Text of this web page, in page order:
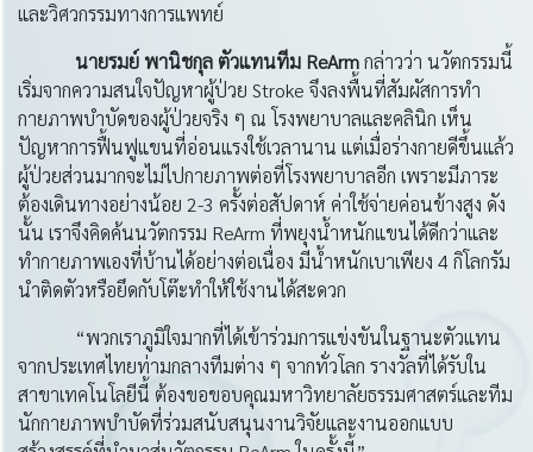
และวิศวกรรมทางการแพทย์
นายรมย์ พานิชกุล ตัวแทนทีม ReArmกล่าวว่า นวัตกรรมนี้
เริ่มจากความสนใจปัญหาผู้ป่วย Stroke จึงลงพื้นที่สัมผัสการทำ
กายภาพบำบัดของผู้ป่วยจริง ๆ ณ โรงพยาบาลและคลินิก เห็น
ปัญหาการฟื้นฟูแขนที่อ่อนแรงใช้เวลานาน แต่เมื่อร่างกายดีขึ้นแล้ว
ผู้ป่วยส่วนมากจะไม่ไปกายภาพต่อที่โรงพยาบาลอีก เพราะมีภาระ
ต้องเดินทางอย่างน้อย 2-3 ครั้งต่อสัปดาห์ ค่าใช้จ่ายค่อนข้างสูง ดัง
นั้น เราจึงคิดค้นนวัตกรรม ReArm ที่พยุงน้ำหนักแขนได้ดีกว่าและ
ทำกายภาพเองที่บ้านได้อย่างต่อเนื่อง มีน้ำหนักเบาเพียง 4 กิโลกรัม
นำติดตัวหรือยึดกับโต๊ะทำให้ใช้งานได้สะดวก
“พวกเราภูมิใจมากที่ได้เข้าร่วมการแข่งขันในฐานะตัวแทน
จากประเทศไทยท่ามกลางทีมต่าง ๆ จากทั่วโลก รางวัลที่ได้รับใน
สาขาเทคโนโลยีนี้ ต้องขอขอบคุณมหาวิทยาลัยธรรมศาสตร์และทีม
นักกายภาพบำบัดที่ร่วมสนับสนุนงานวิจัยและงานออกแบบ